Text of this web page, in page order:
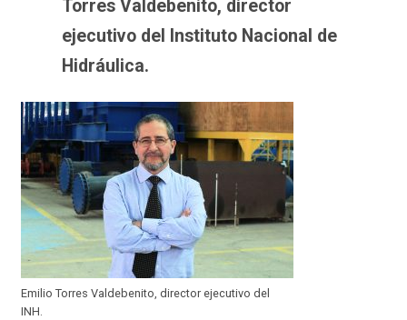
Torres Valdebenito, director
ejecutivo del Instituto Nacional de
Hidráulica.
Emilio Torres Valdebenito, director ejecutivo del
INH.